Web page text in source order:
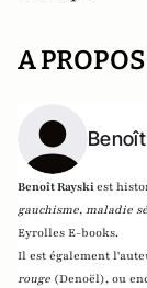
A
Benoît Rayskiest
gauchisme, maladie
Eyrolles E-books.
Il est également
rouge (Denoël), ou